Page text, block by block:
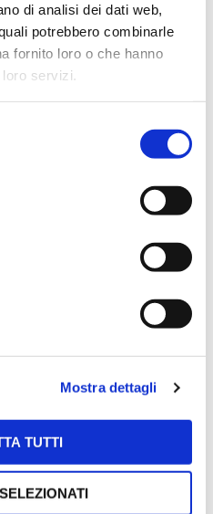
di analisi dei dati web,
potrebbero combinarle
fornito loro o che hanno
servizi.
Mostra dettagli
TUTTI
è un momento
il proprio diritto di
le dinamiche
presente e
essere parte viva
di un progetto
QUI
seguire la
una modalità di
di voto e i
verranno rese note